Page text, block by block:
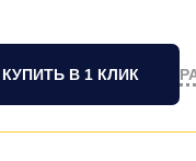
КУПИТЬ В 1 КЛИК